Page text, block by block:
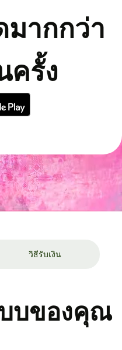
ากกว่า
ครั้ง
วิธีรับเงิน
บของคุณ